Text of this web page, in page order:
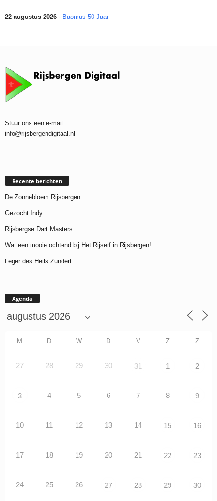
22 augustus 2026 - Baomus 50 Jaar
Stuur ons een e-mail:
info@rijsbergendigitaal.nl
Recente berichten
De Zonnebloem Rijsbergen
Gezocht Indy
Rijsbergse Dart Masters
Wat een mooie ochtend bij Het Rijserf in Rijsbergen!
Leger des Heils Zundert
Agenda
M D W D V Z Z
27 28 29 30 31 1 2
3 4 5 6 7 8 9
10 11 12 13 14 15 16
17 18 19 20 21 22 23
24 25 26 27 28 29 30